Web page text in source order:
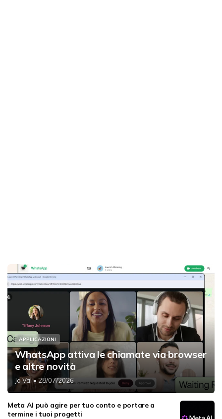
APPLICAZIONI
WhatsApp attiva le chiamate via browser
e altre novità
Jo Val• 28/07/2026
Meta AI può agire per tuo conto e portare a
termine i tuoi progetti